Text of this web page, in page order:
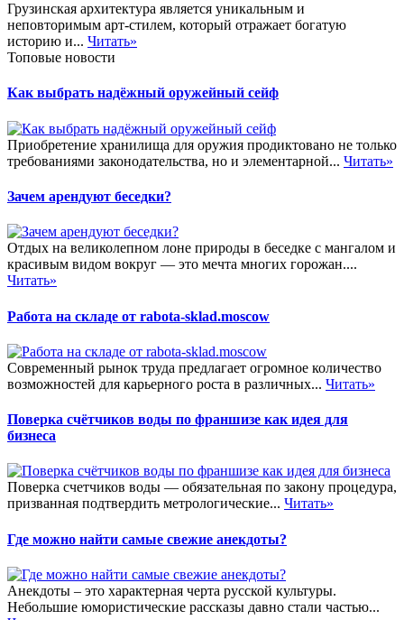
Грузинская архитектура является уникальным и
неповторимым арт-стилем, который отражает богатую
историю и... Читать»
Топовые новости
Как выбрать надёжный оружейный сейф
Приобретение хранилища для оружия продиктовано не только
требованиями законодательства, но и элементарной... Читать»
Зачем арендуют беседки?
Отдых на великолепном лоне природы в беседке с мангалом и
красивым видом вокруг — это мечта многих горожан....
Читать»
Работа на складе от rabota-sklad.moscow
Современный рынок труда предлагает огромное количество
возможностей для карьерного роста в различных... Читать»
Поверка счётчиков воды по франшизе как идея для
бизнеса
Поверка счетчиков воды — обязательная по закону процедура,
призванная подтвердить метрологические... Читать»
Где можно найти самые свежие анекдоты?
Анекдоты – это характерная черта русской культуры.
Небольшие юмористические рассказы давно стали частью...